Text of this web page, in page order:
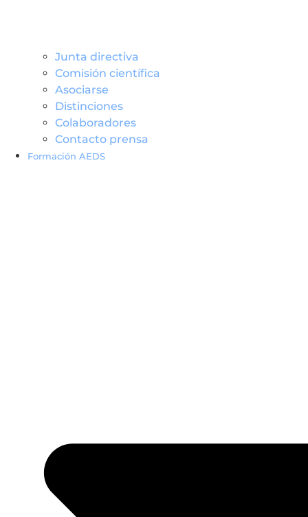
Junta directiva
Comisión científica
Asociarse
Distinciones
Colaboradores
Contacto prensa
Formación AEDS